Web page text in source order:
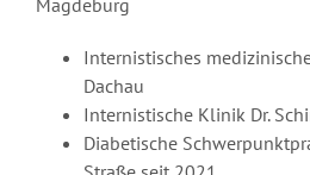
Internistisches
Dachau
Internistische Klinik Dr.
Diabetische